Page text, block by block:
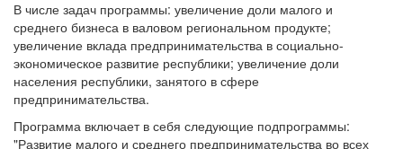
В числе задач программы: увеличение доли малого и
среднего бизнеса в валовом региональном продукте;
увеличение вклада предпринимательства в социально-
экономическое развитие республики; увеличение доли
населения республики, занятого в сфере
предпринимательства.
Программа включает в себя следующие подпрограммы:
"Развитие малого и среднего предпринимательства во всех